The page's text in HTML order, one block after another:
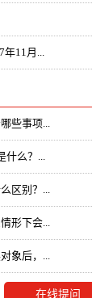
年11月...
些事项...
什么？...
区别？...
形下会...
象后，...
在线提问